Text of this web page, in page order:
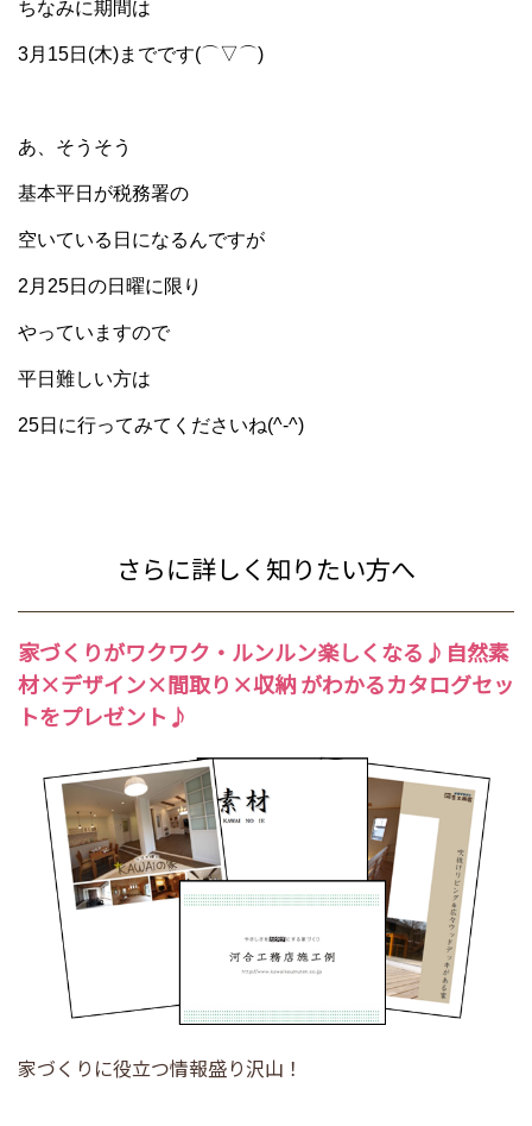
ちなみに期間は
3月15日(木)までです(⌒▽⌒)
あ、そうそう
基本平日が税務署の
空いている日になるんですが
2月25日の日曜に限り
やっていますので
平日難しい方は
25日に行ってみてくださいね(^-^)
さらに詳しく知りたい方へ
家づくりがワクワク・ルンルン楽しくなる♪ 自然素
材×デザイン×間取り ×収納がわかるカタログセッ
トをプレゼント♪
家づくりに役立つ情報盛り沢山！